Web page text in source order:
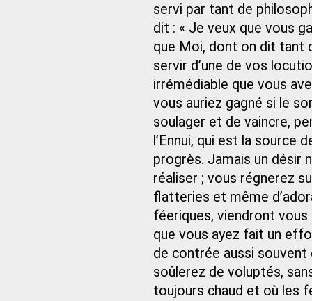
servi par tant de
dit : « Je veux que vous
que Moi, dont on dit tant
servir d’une de vos
irrémédiable que vous
vous auriez gagné si le
soulager et de vaincre,
l’Ennui, qui est la
progrès. Jamais un désir
réaliser ; vous régnerez
flatteries et même
féeriques, viendront
que vous ayez fait un
de contrée aussi souvent
soûlerez de voluptés,
toujours chaud et où les